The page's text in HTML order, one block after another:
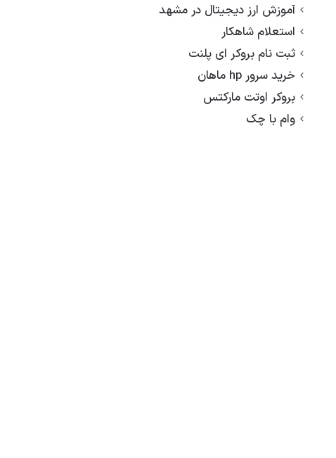
آموزش ارز دیجیتال در مشهد
استعلام شاهکار
ثبت نام بروکر ای پلنت
خرید سرور hp ماهان
بروکر اوتت مارکتس
وام با چک